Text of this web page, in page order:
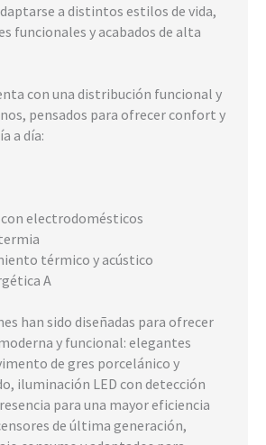
a distintos estilos de vida,
funcionales y acabados de alta
con una distribución funcional y
pensados para ofrecer confort y
a día:
con electrodomésticos
térmico y acústico
A
han sido diseñadas para ofrecer
y funcional: elegantes
de gres porcelánico y
iluminación LED con detección
para una mayor eficiencia
de última generación,